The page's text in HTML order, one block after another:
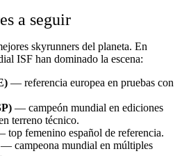
a seguir
skyrunners del planeta. En
ISF han dominado la escena:
— referencia europea en pruebas con
— campeón mundial en ediciones
terreno técnico.
top femenino español de referencia.
— campeona mundial en múltiples